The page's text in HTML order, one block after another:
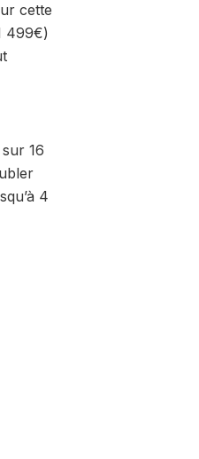
cette
499€)
16
4